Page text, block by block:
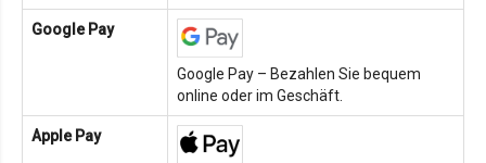
Google Pay
Google Pay – Bezahlen Sie bequem
online oder im Geschäft.
Apple Pay